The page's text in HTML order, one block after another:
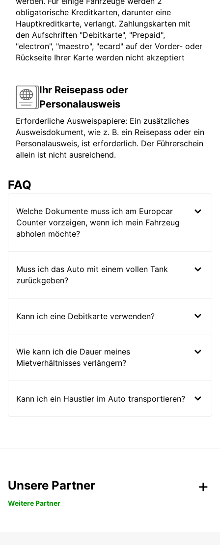
obligatorische Kreditkarten, darunter eine
Hauptkreditkarte, verlangt. Zahlungskarten mit
den Aufschriften "Debitkarte", "Prepaid",
"electron", "maestro", "ecard" auf der Vorder- oder
Rückseite Ihrer Karte werden nicht akzeptiert
Ihr Reisepass oder
Personalausweis
Erforderliche Ausweispapiere: Ein zusätzliches
Ausweisdokument, wie z. B. ein Reisepass oder ein
Personalausweis, ist erforderlich. Der Führerschein
allein ist nicht ausreichend.
FAQ
Welche Dokumente muss ich am Europcar
Counter vorzeigen, wenn ich mein Fahrzeug
abholen möchte?
Muss ich das Auto mit einem vollen Tank
zurückgeben?
Kann ich eine Debitkarte verwenden?
Wie kann ich die Dauer meines
Mietverhältnisses verlängern?
Kann ich ein Haustier im Auto transportieren?
Unsere Partner
Weitere Partner